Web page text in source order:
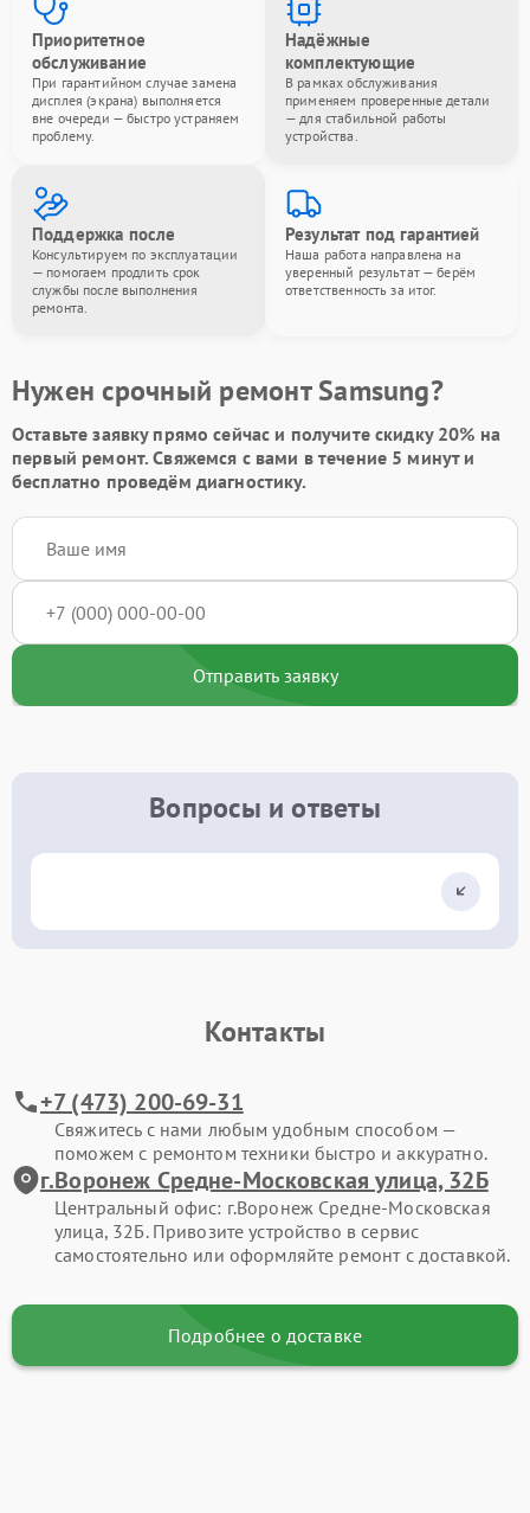
Приоритетное
обслуживание
При гарантийном случае замена
дисплея (экрана) выполняется
вне очереди — быстро устраняем
проблему.
Надёжные
комплектующие
В рамках обслуживания
применяем проверенные детали
— для стабильной работы
устройства.
Поддержка после
Консультируем по эксплуатации
— помогаем продлить срок
службы после выполнения
ремонта.
Результат под гарантией
Наша работа направлена на
уверенный результат — берём
ответственность за итог.
Нужен срочный ремонт Samsung?
Оставьте заявкупрямо сейчас и получите скидку 20% на
первый ремонт. Свяжемся с вами в течение 5 минут и
бесплатно проведём диагностику.
Отправить заявку
Вопросы и ответы
Контакты
+7 (473) 200-69-31
Свяжитесь с нами любым удобным способом —
поможем с ремонтом техники быстро и аккуратно.
г.Воронеж Средне-Московская улица, 32Б
Центральный офис: г.Воронеж Средне-Московская
улица, 32Б. Привозите устройство в сервис
самостоятельно или оформляйте ремонт с доставкой.
Подробнее о доставке